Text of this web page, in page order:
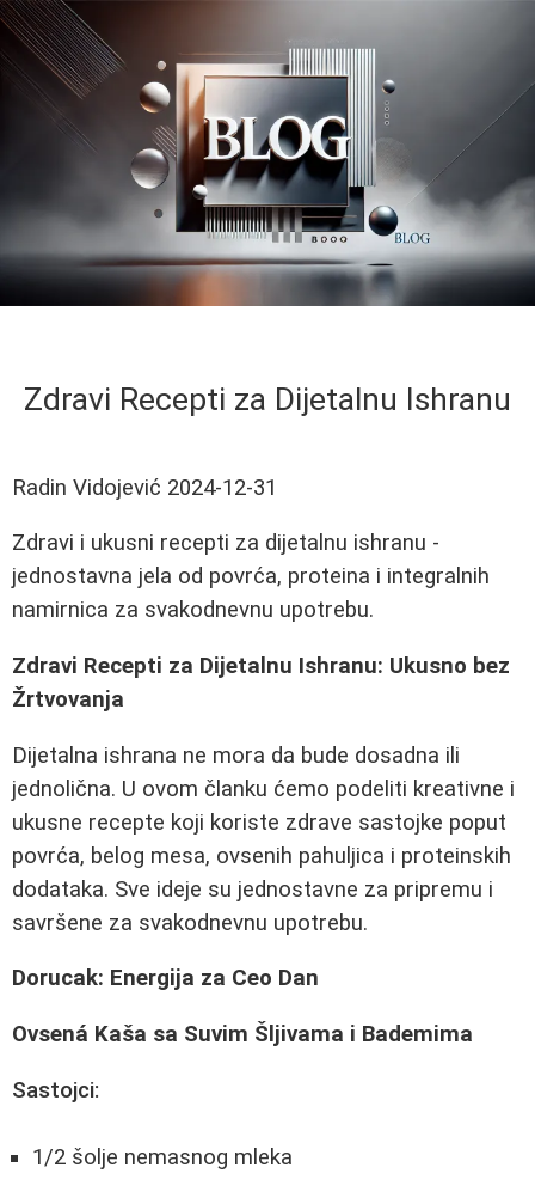
Zdravi Recepti za Dijetalnu Ishranu
Radin Vidojević 2024-12-31
Zdravi i ukusni recepti za dijetalnu ishranu -
jednostavna jela od povrća, proteina i integralnih
namirnica za svakodnevnu upotrebu.
Zdravi Recepti za Dijetalnu Ishranu: Ukusno bez
Žrtvovanja
Dijetalna ishrana ne mora da bude dosadna ili
jednolična. U ovom članku ćemo podeliti kreativne i
ukusne recepte koji koriste zdrave sastojke poput
povrća, belog mesa, ovsenih pahuljica i proteinskih
dodataka. Sve ideje su jednostavne za pripremu i
savršene za svakodnevnu upotrebu.
Dorucak: Energija za Ceo Dan
Ovsená Kaša sa Suvim Šljivama i Bademima
Sastojci:
1/2 šolje nemasnog mleka